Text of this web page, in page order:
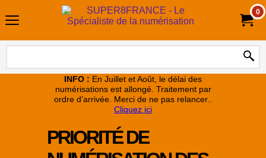
0
INFO : En Juillet et Août, le délai des
numérisations est allongé. Traitement par
ordre d’arrivée. Merci de ne pas relancer..
Cliquez ici
PRIORITÉ DE